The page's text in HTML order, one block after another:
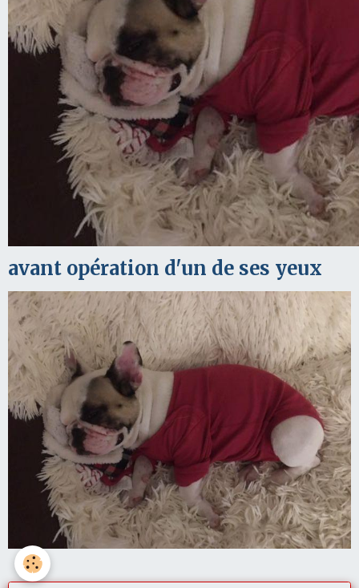
avant opération d'un de ses yeux